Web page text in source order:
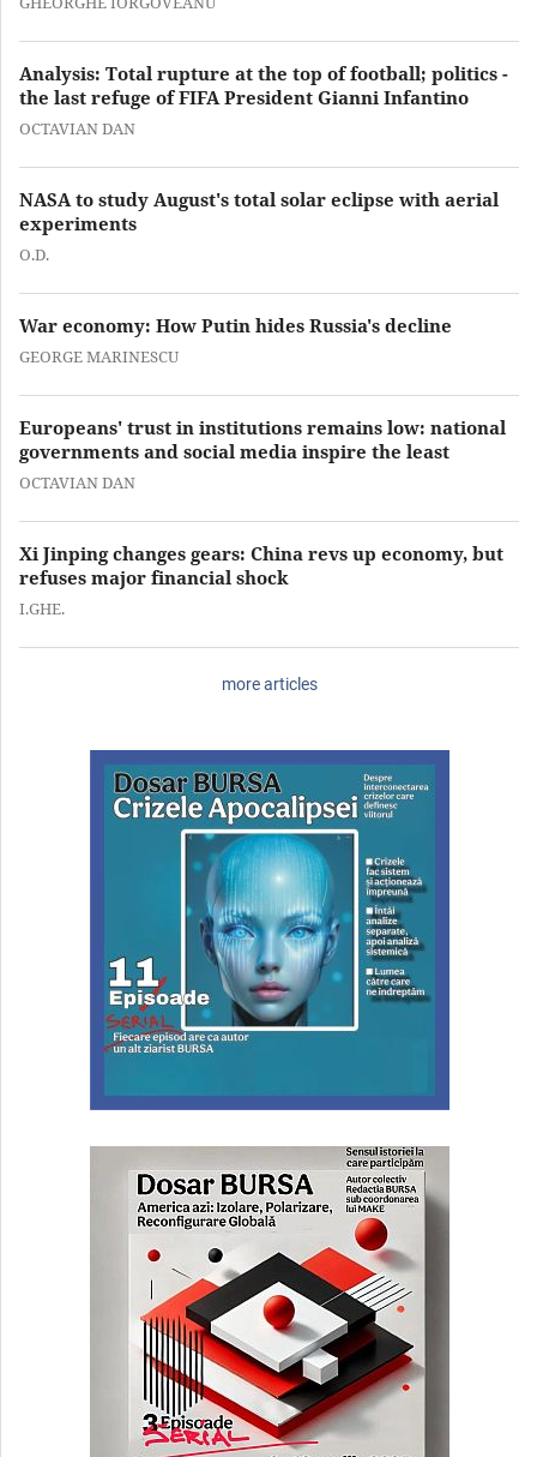
Analysis: Total rupture at the top of football; politics -
the last refuge of FIFA President Gianni Infantino
OCTAVIAN DAN
NASA to study August's total solar eclipse with aerial
experiments
O.D.
War economy: How Putin hides Russia's decline
GEORGE MARINESCU
Europeans' trust in institutions remains low: national
governments and social media inspire the least
OCTAVIAN DAN
Xi Jinping changes gears: China revs up economy, but
refuses major financial shock
I.GHE.
more articles